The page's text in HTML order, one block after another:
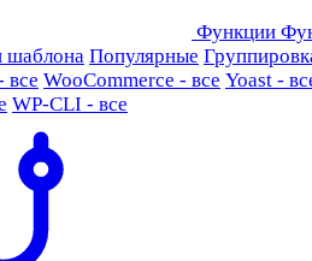
Функции
шаблона Популярные
все WooCommerce - все Yoast -
WP-CLI - все